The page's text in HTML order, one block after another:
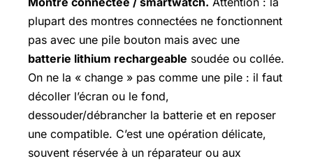
plupart des montres connectées ne fonctionnent
pas avec une pile bouton mais avec une
batterie lithium rechargeable soudée ou collée.
On ne la « change » pas comme une pile : il faut
décoller l’écran ou le fond,
dessouder/débrancher la batterie et en reposer
une compatible. C’est une opération délicate,
souvent réservée à un réparateur ou aux